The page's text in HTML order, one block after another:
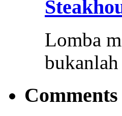
Lomba
Comments